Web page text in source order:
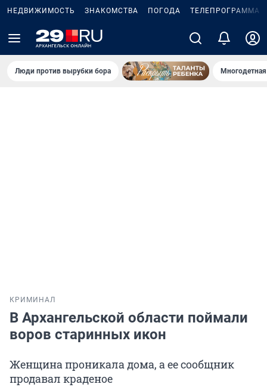
НЕДВИЖИМОСТЬ ЗНАКОМСТВА ПОГОДА ТЕЛЕПРОГРАММА
Люди против вырубки бора
КРИМИНАЛ
В Архангельской области поймали
воров старинных икон
Женщина проникала дома, а ее сообщник
продавал краденое